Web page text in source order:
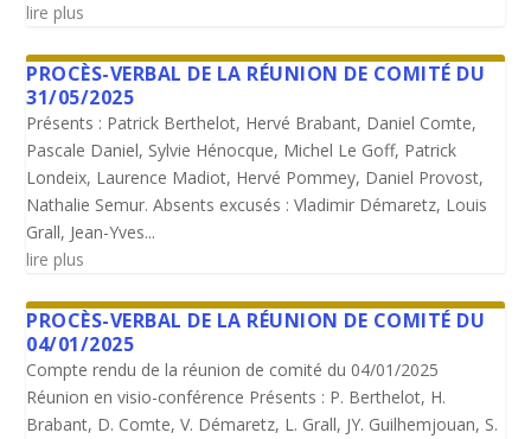
lire plus
PROCÈS-VERBAL DE LA RÉUNION DE COMITÉ DU
31/05/2025
Présents : Patrick Berthelot, Hervé Brabant, Daniel Comte,
Pascale Daniel, Sylvie Hénocque, Michel Le Goff, Patrick
Londeix, Laurence Madiot, Hervé Pommey, Daniel Provost,
Nathalie Semur. Absents excusés : Vladimir Démaretz, Louis
Grall, Jean-Yves...
lire plus
PROCÈS-VERBAL DE LA RÉUNION DE COMITÉ DU
04/01/2025
Compte rendu de la réunion de comité du 04/01/2025
Réunion en visio-conférence Présents : P. Berthelot, H.
Brabant, D. Comte, V. Démaretz, L. Grall, JY. Guilhemjouan, S.